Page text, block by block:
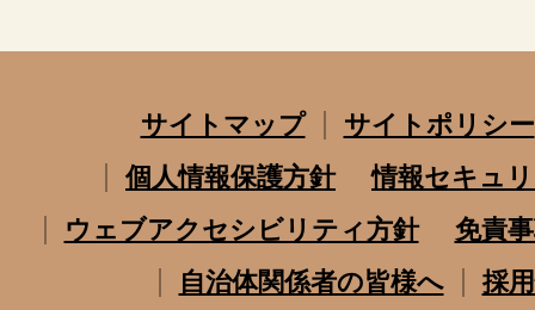
サイトマップ
サイトポリシー
個人情報保護方針
情報セキュ
ウェブアクセシビリティ方針
免責
自治体関係者の皆様へ
採